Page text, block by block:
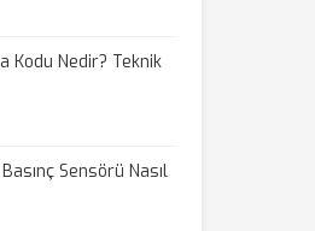
Kodu Nedir? Teknik
Sensörü Nasıl